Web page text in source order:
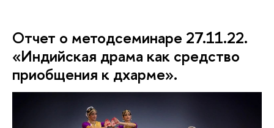
Отчет о методсеминаре 27.11.22.
«Индийская драма как средство
приобщения к дхарме».